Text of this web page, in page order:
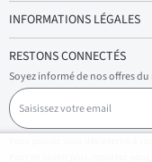
INFORMATIONS LÉGALES
RESTONS CONNECTÉS
Soyez informé de nos offres
S
a
i
s